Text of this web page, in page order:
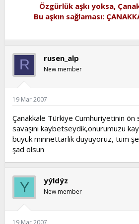
Özgürlük aşkı yoksa,
Bu aşkın sağlaması:
R rusen_alp
New member
19 Mar 2007
Çanakkale Türkiye Cumhuriyetinin ön
savaşını kaybetseydik,onurumuzu
büyük minnettarlık duyuyoruz, tüm
şad olsun
Y yýldýz
New member
19 Mar 2007